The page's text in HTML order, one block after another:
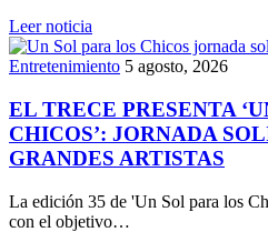
Leer noticia
Entretenimiento 5 agosto, 2026
EL TRECE PRESENTA
CHICOS’: JORNADA
GRANDES ARTISTAS
La edición 35 de 'Un Sol para los
con el objetivo…